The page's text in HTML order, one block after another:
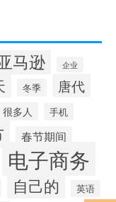
马逊 企业
冬季 唐代
很多人 手机
春节期间
电子商务
自己的 英语